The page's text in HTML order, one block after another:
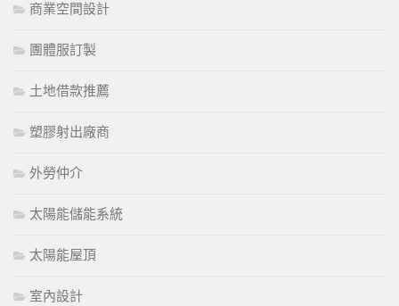
商業空間設計
團體服訂製
土地借款推薦
塑膠射出廠商
外勞仲介
太陽能儲能系統
太陽能屋頂
室內設計